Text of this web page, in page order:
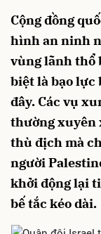
Cộng đồng
hình an ninh
vùng lãnh thổ
biệt là bạo lực
đây. Các vụ
thường xuyên
thù địch mà
người
khởi động lại
bế tắc kéo dài.